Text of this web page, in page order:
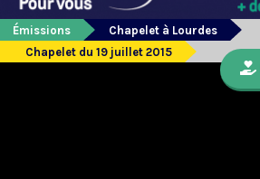
Émissions
Chapelet à Lourdes
Chapelet du 19 juillet 2015